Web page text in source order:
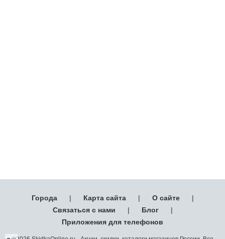
Города | Карта сайта | О сайте
|
Связаться с нами
| Блог
|
Приложения для телефонов